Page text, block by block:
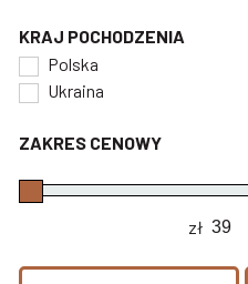
KRAJ POCHODZENIA
Polska
Ukraina
ZAKRES CENOWY
zł